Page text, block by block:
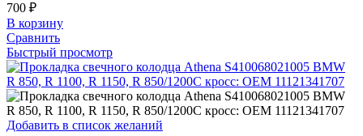
700 ₽
В корзину
Сравнить
Быстрый просмотр
Добавить в список желаний